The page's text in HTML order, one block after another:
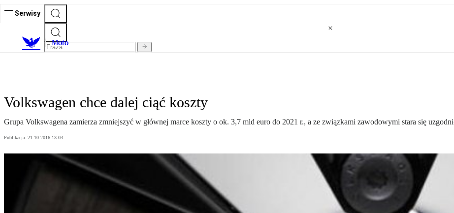
Serwisy
Moto
Volkswagen chce dalej ciąć koszty
Grupa Volkswagena zamierza zmniejszyć w głównej marce koszty o ok. 3,7 mld euro do 2021 r., a ze związkami zawodowymi stara się
Publikacja: 21.10.2016 13:03